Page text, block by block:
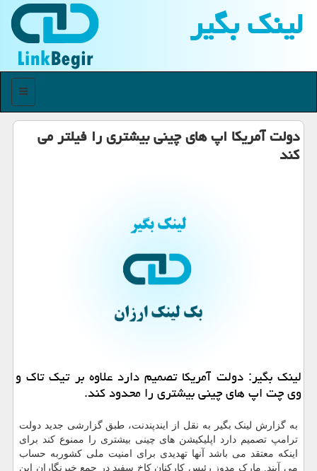
لینك بگیر
منو
دولت آمریكا اپ های چینی بیشتری را فیلتر می
كند
لینك بگیر: دولت آمریكا تصمیم دارد علاوه بر تیك تاك و
وی چت اپ های چینی بیشتری را محدود كند.
به گزارش لینک بگیر به نقل از ایندپندنت، طبق گزارشی جدید دولت
ترامپ تصمیم دارد اپلیکیشن های چینی بیشتری را ممنوع کند برای
اینکه معتقد می باشد آنها تهدیدی برای امنیت ملی کشوربه حساب
می آیند. مارک مدوز رئیس کارکنان کاخ سفید در جمع خبرنگاران این